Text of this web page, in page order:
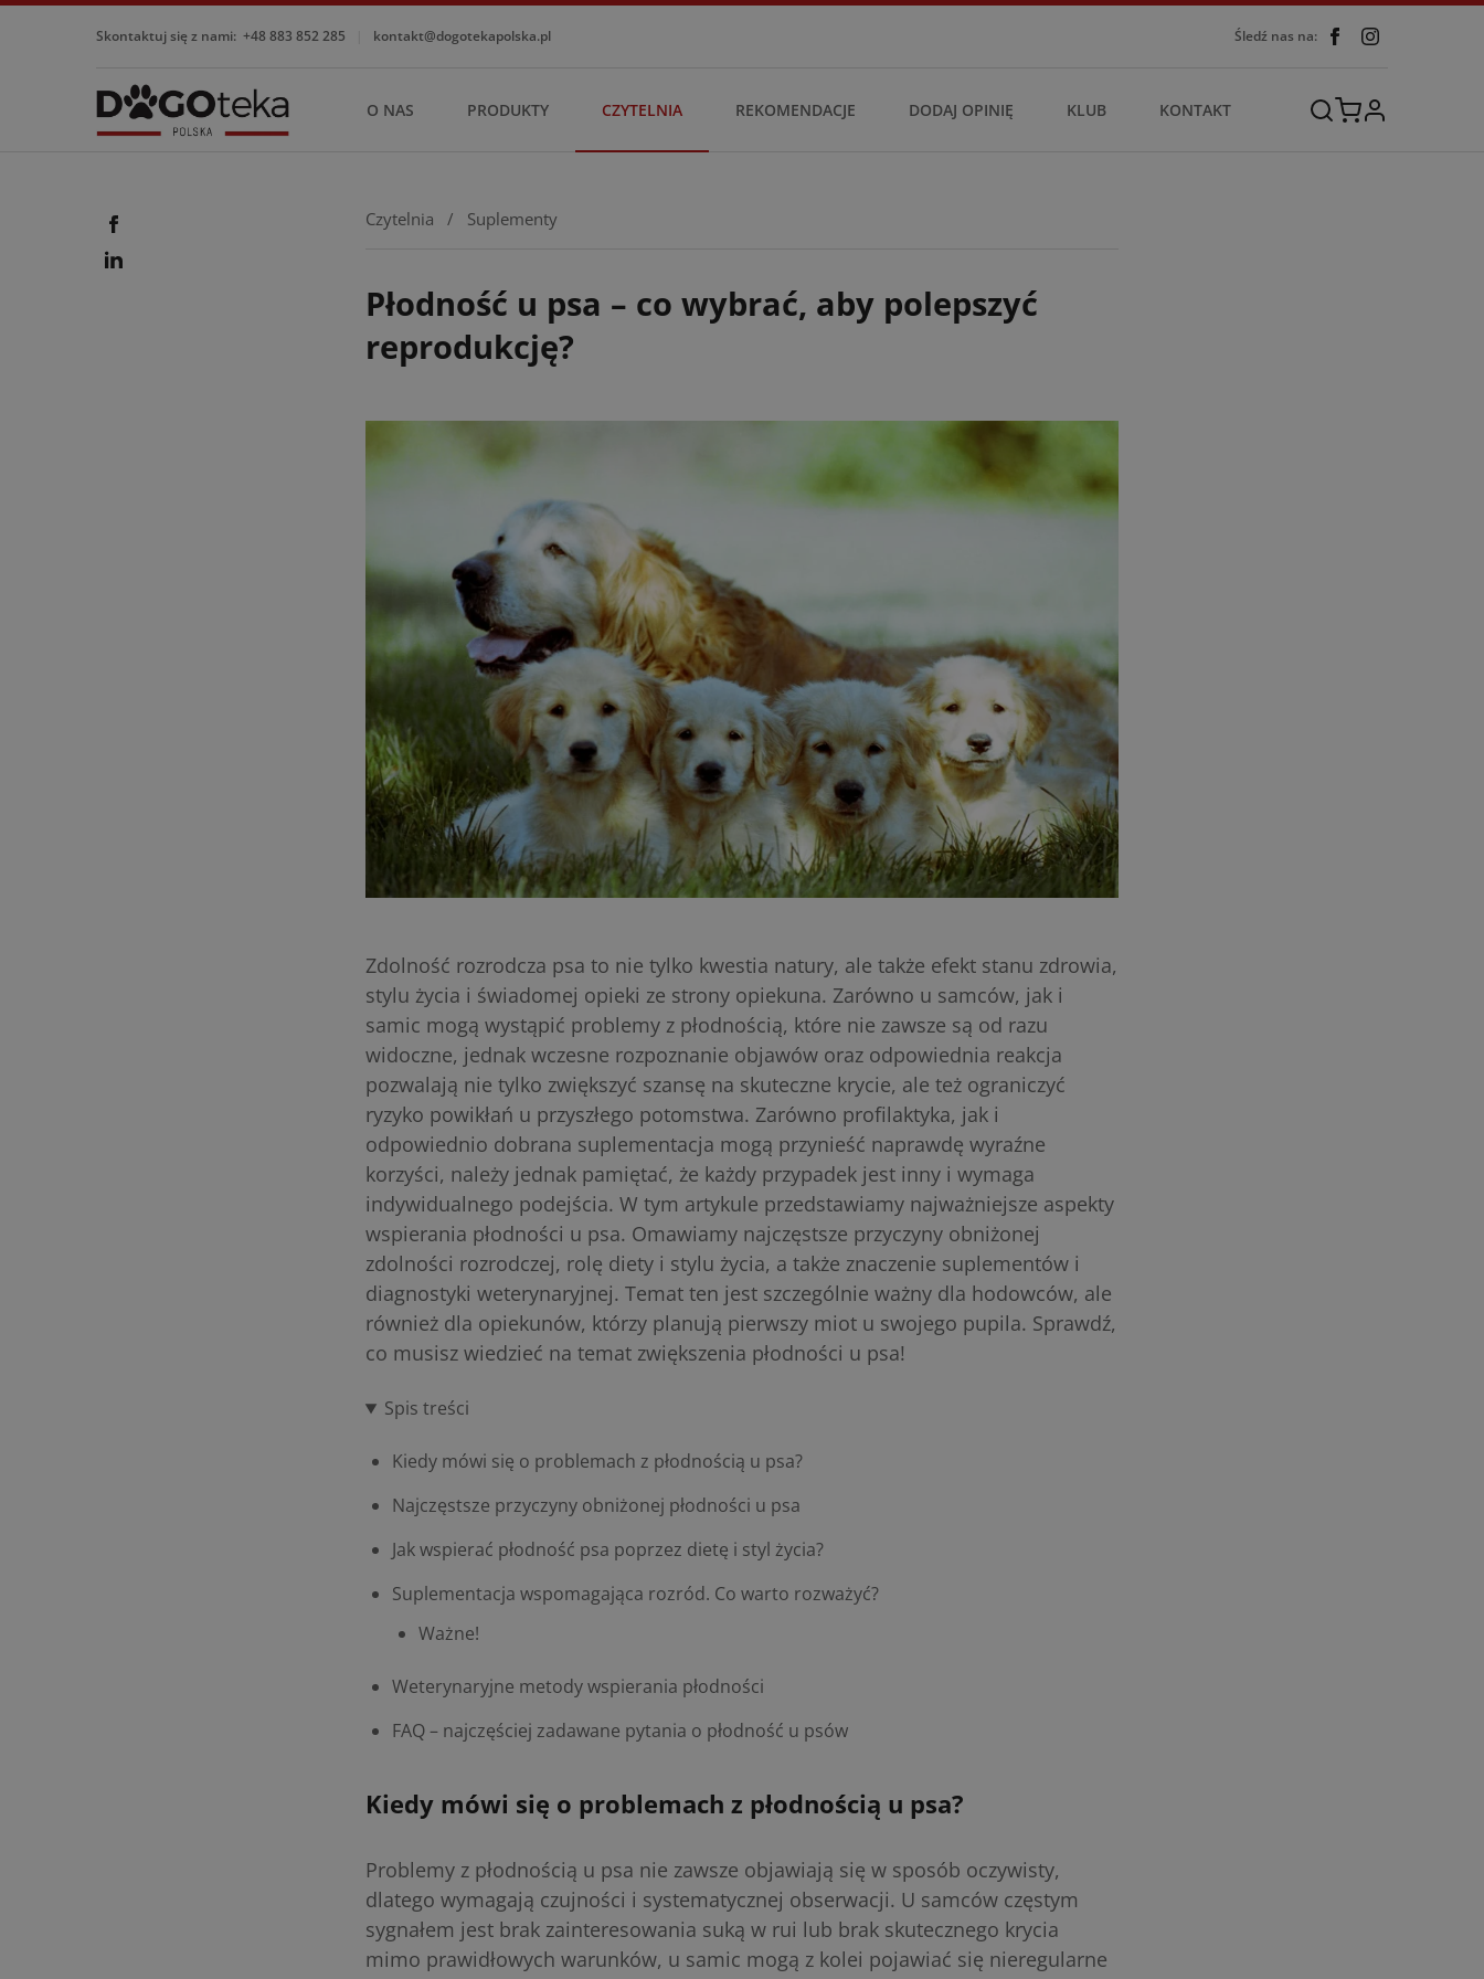
Skontaktuj się z nami: +48 883 852 285 kontakt@dogotekapolska.pl Śledź nas na:
O NAS PRODUKTY CZYTELNIA REKOMENDACJE DODAJ OPINIĘ KLUB KONTAKT
Czytelnia / Suplementy
Płodność u psa – co wybrać, aby polepszyć
reprodukcję?
Zdolność rozrodcza psa to nie tylko kwestia natury, ale także efekt stanu zdrowia,
stylu życia i świadomej opieki ze strony opiekuna. Zarówno u samców, jak i
samic mogą wystąpić problemy z płodnością, które nie zawsze są od razu
widoczne, jednak wczesne rozpoznanie objawów oraz odpowiednia reakcja
pozwalają nie tylko zwiększyć szansę na skuteczne krycie, ale też ograniczyć
ryzyko powikłań u przyszłego potomstwa. Zarówno profilaktyka, jak i
odpowiednio dobrana suplementacja mogą przynieść naprawdę wyraźne
korzyści, należy jednak pamiętać, że każdy przypadek jest inny i wymaga
indywidualnego podejścia. W tym artykule przedstawiamy najważniejsze aspekty
wspierania płodności u psa. Omawiamy najczęstsze przyczyny obniżonej
zdolności rozrodczej, rolę diety i stylu życia, a także znaczenie suplementów i
diagnostyki weterynaryjnej. Temat ten jest szczególnie ważny dla hodowców, ale
również dla opiekunów, którzy planują pierwszy miot u swojego pupila. Sprawdź,
co musisz wiedzieć na temat zwiększenia płodności u psa!
Spis treści
Kiedy mówi się o problemach z płodnością u psa?
Najczęstsze przyczyny obniżonej płodności u psa
Jak wspierać płodność psa poprzez dietę i styl życia?
Suplementacja wspomagająca rozród. Co warto rozważyć?
Ważne!
Weterynaryjne metody wspierania płodności
FAQ – najczęściej zadawane pytania o płodność u psów
Kiedy mówi się o problemach z płodnością u psa?
Problemy z płodnością u psa nie zawsze objawiają się w sposób oczywisty,
dlatego wymagają czujności i systematycznej obserwacji. U samców częstym
sygnałem jest brak zainteresowania suką w rui lub brak skutecznego krycia
mimo prawidłowych warunków, u samic mogą z kolei pojawiać się nieregularne